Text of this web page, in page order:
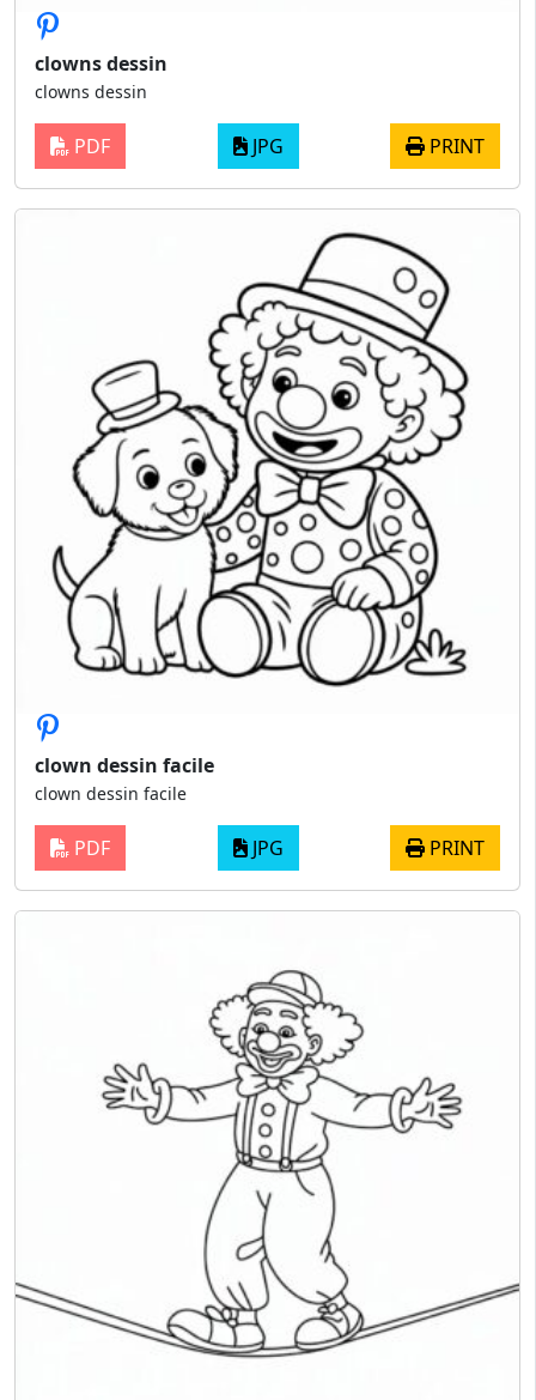
clowns dessin
clowns dessin
PDF JPG PRINT
clown dessin facile
clown dessin facile
PDF JPG PRINT